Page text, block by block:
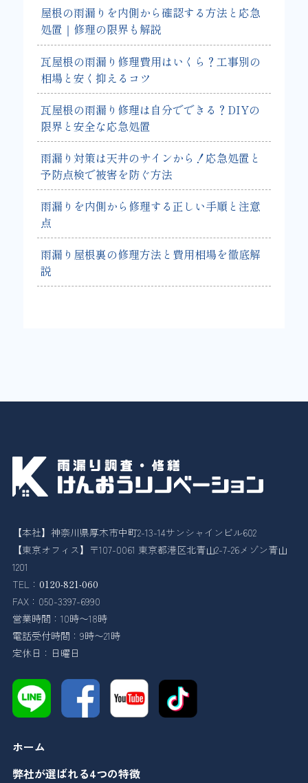
屋根の雨漏りを内側から確認する方法と応急
処置｜修理の限界も解説
瓦屋根の雨漏り修理費用はいくら？工事別の
相場と安く抑えるコツ
瓦屋根の雨漏り修理は自分でできる？DIYの
限界と安全な応急処置
雨漏り対策は天井のサインから！応急処置と
予防点検で被害を防ぐ方法
雨漏りを内側から修理する正しい手順と注意
点
雨漏り屋根裏の修理方法と費用相場を徹底解
説
【本社】神奈川県厚木市中町2-13-14サンシャインビル602
【東京オフィス】〒107-0061 東京都港区北青山2-7-26メゾン青山
1201
TEL： 0120-821-060
FAX：050-3397-6990
営業時間：10時〜18時
電話受付時間：9時〜21時
定休日：日曜日
ホーム
弊社が選ばれる4つの特徴